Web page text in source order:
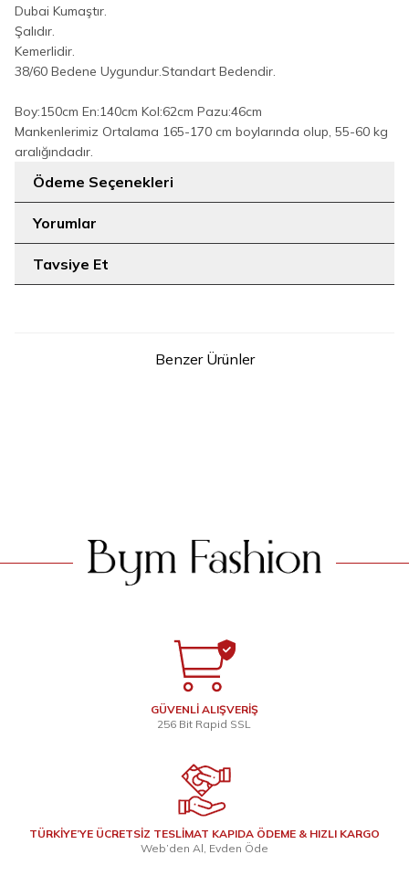
Dubai Kumaştır.
Şalıdır.
Kemerlidir.
38/60 Bedene Uygundur.Standart Bedendir.
Boy:150cm En:140cm Kol:62cm Pazu:46cm
Mankenlerimiz Ortalama 165-170 cm boylarında olup, 55-60 kg
aralığındadır.
Ödeme Seçenekleri
Yorumlar
Tavsiye Et
Benzer Ürünler
4
GÜVENLİ ALIŞVERİŞ
256 Bit Rapid SSL
TÜRKİYE’YE ÜCRETSİZ TESLİMAT KAPIDA ÖDEME & HIZLI KARGO
Web’den Al, Evden Öde